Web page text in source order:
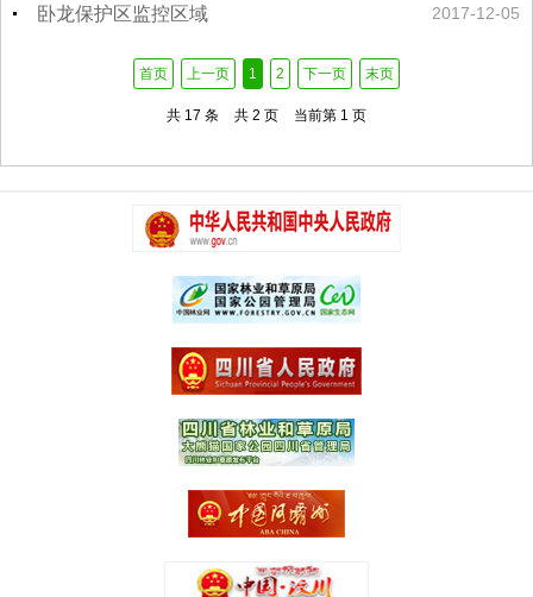
2017-12-05
卧龙保护区监控区域
首页 上一页 1 2 下一页 末页
共 17 条 共 2 页 当前第 1 页